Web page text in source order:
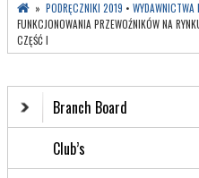
» PODRĘCZNIKI 2019 • WYDAWNICTWA
FUNKCJONOWANIA PRZEWOŹNIKÓW NA
CZĘŚĆ I
Branch Board
Club’s